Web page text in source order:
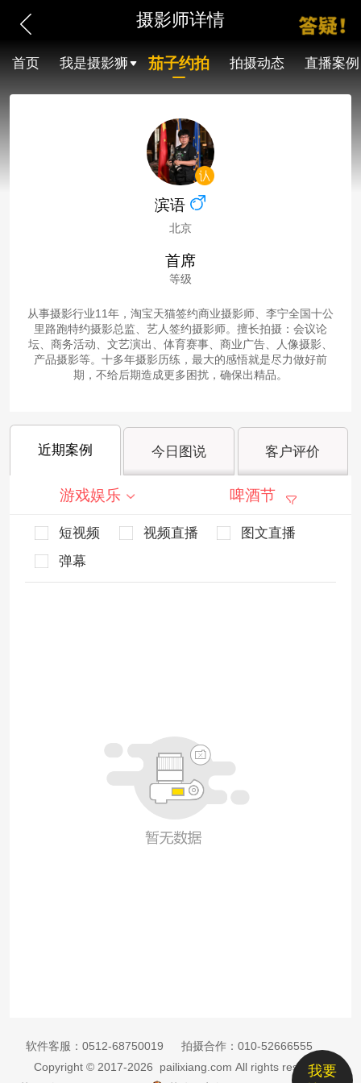
摄影师详情
首页 我是摄影狮 茄子约拍 拍摄动态 直播案例
滨语
北京
首席
等级
从事摄影行业11年，淘宝天猫签约商业摄影师、李宁全国十公
里路跑特约摄影总监、艺人签约摄影师。擅长拍摄：会议论
坛、商务活动、文艺演出、体育赛事、商业广告、人像摄影、
产品摄影等。十多年摄影历练，最大的感悟就是尽力做好前
期，不给后期造成更多困扰，确保出精品。
近期案例 今日图说 客户评价
游戏娱乐 啤酒节
短视频 视频直播
图文直播
弹幕
我要
软件客服： 0512-68750019 拍摄合作： 010-52666555
Copyright © 2017-2026 pailixiang.com All rights reserved